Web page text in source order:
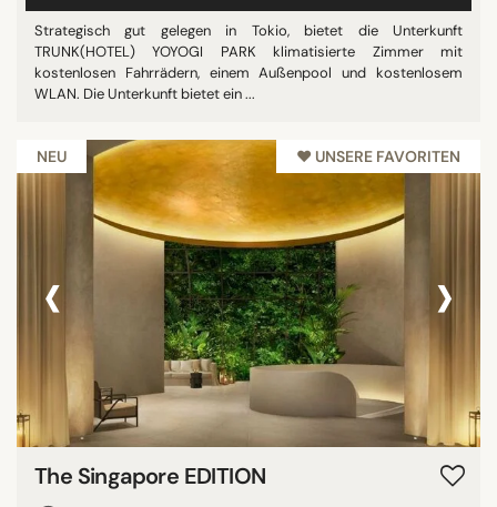
Alle anzeigen
ohne Klassifizierung
2 Sterne
3 Sterne
5 Sterne
BEWERTUNG
7/10
8/10
Strategisch gut gelegen in Tokio, bietet die Unterkunft
TRUNK(HOTEL) YOYOGI PARK klimatisierte Zimmer mit
kostenlosen Fahrrädern, einem Außenpool und kostenlosem
WLAN. Die Unterkunft bietet ein ...
NEU ♥︎ UNSERE FAVORITEN
‹ ›
The Singapore EDITION